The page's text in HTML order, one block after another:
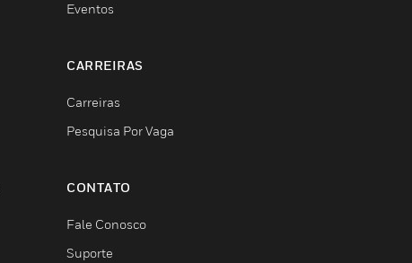
Eventos
CARREIRAS
Carreiras
Pesquisa Por Vaga
CONTATO
Fale Conosco
Suporte